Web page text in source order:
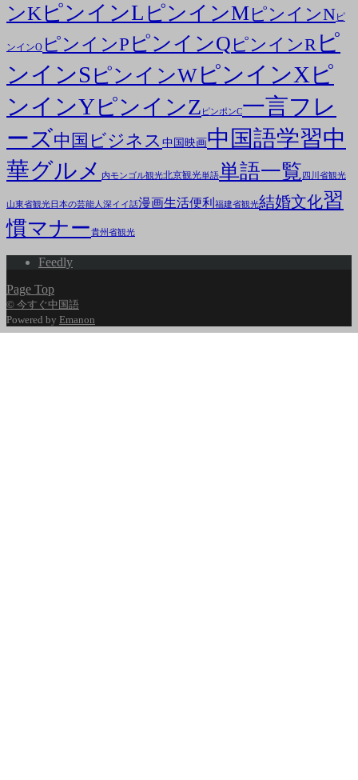
ンK ピンインL ピンインMピンインNピ
ンインO ピンインP ピンインQ ピンインR ピ
ンインSピンインWピンインXピ
ンインYピンインZ ピンポンC一言フレ
ーズ中国ビジネス 中国映画中国語学習中
華グルメ
内モンゴル観光北京観光単語単語一覧 四川省観光
山東省観光日本の芸能人 深イイ話漫画生活便利 福建省観光結婚文化習
慣マナー貴州省観光
Feedly
Page Top
© 今すぐ中国語
Powered by Emanon